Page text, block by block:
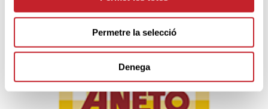
Permetre la selecció
Denega
PARTNERS